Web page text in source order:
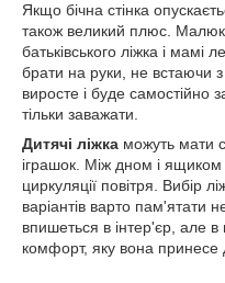
Якщо бічна стінка
також великий плюс.
батьківського ліжка і мамі
брати на руки, не встаючи
виросте і буде самостійно
тільки заважати.
Дитячі ліжка можуть мати
іграшок. Між дном і ящиком
циркуляції повітря. Вибір
варіантів варто пам'ятати
впишеться в інтер'єр, але в
комфорт, яку вона принесе